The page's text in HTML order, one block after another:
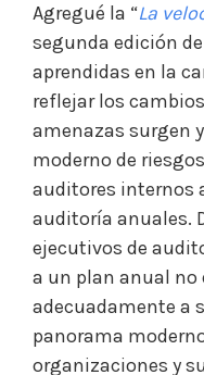
Agregué la “La
segunda edición
aprendidas en la
reflejar los
amenazas surgen
moderno de
auditores internos
auditoría anuales.
ejecutivos de
a un plan anual no
adecuadamente a
panorama
organizaciones y